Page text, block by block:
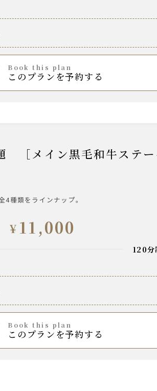
ネ・ソーヴィニヨン
ルドネ
／ジンジャーエール／烏龍茶
book this plan
このプランを予約する
題 ［メイン黒毛和牛ステ
種類をラインナップ。
¥ 11,000
120
・ソーヴィニヨン／レ・ゼスキュール
ドネ／トゥーレーヌ・ソーヴィニョン
book this plan
このプランを予約する